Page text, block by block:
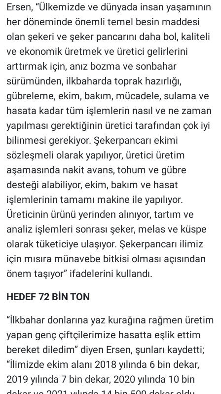
Ersen, “Ülkemizde ve dünyada insan yaşamının
her döneminde önemli temel besin maddesi
olan şekeri ve şeker pancarını daha bol, kaliteli
ve ekonomik üretmek ve üretici gelirlerini
arttırmak için, anız bozma ve sonbahar
sürümünden, ilkbaharda toprak hazırlığı,
gübreleme, ekim, bakım, mücadele, sulama ve
hasata kadar tüm işlemlerin nasıl ve ne zaman
yapılması gerektiğinin üretici tarafından çok iyi
bilinmesi gerekiyor. Şekerpancarı ekimi
sözleşmeli olarak yapılıyor, üretici üretim
aşamasında nakit avans, tohum ve gübre
desteği alabiliyor, ekim, bakım ve hasat
işlemlerinin tamamı makine ile yapılıyor.
Üreticinin ürünü yerinden alınıyor, tartım ve
analiz işlemleri sonrası şeker, melas ve küspe
olarak tüketiciye ulaşıyor. Şekerpancarı ilimiz
için mısıra münavebe bitkisi olması açısından
önem taşıyor” ifadelerini kullandı.
HEDEF 72 BİN TON
“İlkbahar donlarına yaz kurağına rağmen üretim
yapan genç çiftçilerimize hasatta eşlik ettim
bereket diledim” diyen Ersen, şunları kaydetti;
“İlimizde ekim alanı 2018 yılında 6 bin dekar,
2019 yılında 7 bin dekar, 2020 yılında 10 bin